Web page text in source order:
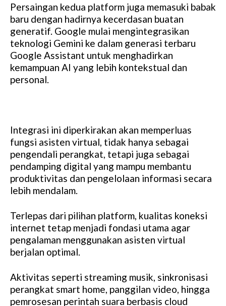
Persaingan kedua platform juga memasuki babak
baru dengan hadirnya kecerdasan buatan
generatif. Google mulai mengintegrasikan
teknologi Gemini ke dalam generasi terbaru
Google Assistant untuk menghadirkan
kemampuan AI yang lebih kontekstual dan
personal.
Integrasi ini diperkirakan akan memperluas
fungsi asisten virtual, tidak hanya sebagai
pengendali perangkat, tetapi juga sebagai
pendamping digital yang mampu membantu
produktivitas dan pengelolaan informasi secara
lebih mendalam.
Terlepas dari pilihan platform, kualitas koneksi
internet tetap menjadi fondasi utama agar
pengalaman menggunakan asisten virtual
berjalan optimal.
Aktivitas seperti streaming musik, sinkronisasi
perangkat smart home, panggilan video, hingga
pemrosesan perintah suara berbasis cloud